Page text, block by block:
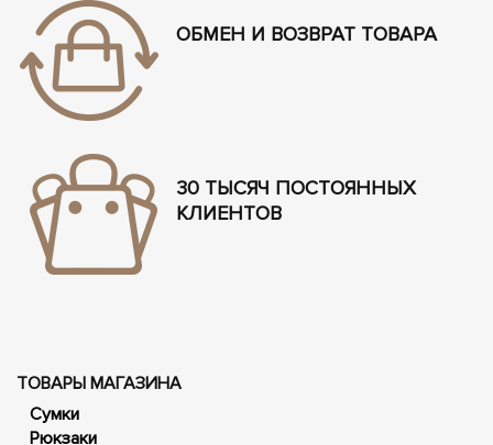
ОБМЕН И ВОЗВРАТ ТОВАРА
30 ТЫСЯЧ ПОСТОЯННЫХ
КЛИЕНТОВ
ТОВАРЫ МАГАЗИНА
Сумки
Рюкзаки